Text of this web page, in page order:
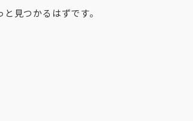
見つかるはずです。